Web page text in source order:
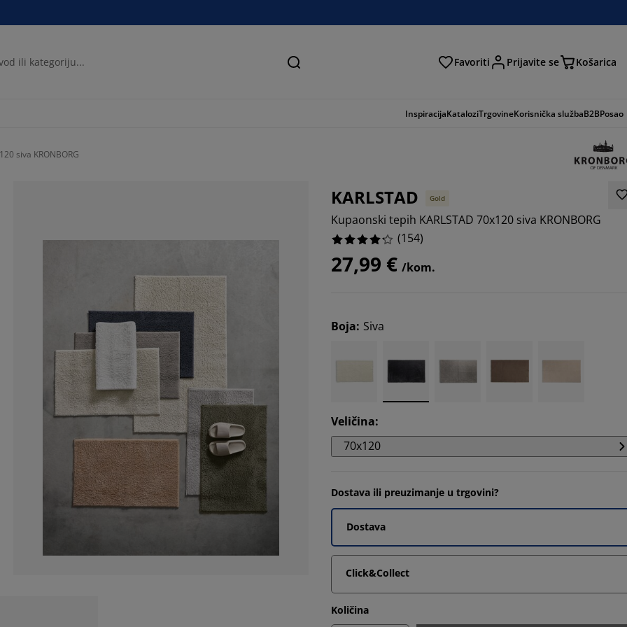
Pretraga Favoriti Prijavite se Košarica
InspiracijaKataloziTrgovineKorisnička službaB2BPosao
siva KRONBORG
KARLSTAD Gold
Kupaonski tepih KARLSTAD 70x120 siva KRONBORG
(154)
27,99 € /kom.
Boja: Siva
Veličina:
70x120
Dostava ili preuzimanje u trgovini?
Dostava
Click&Collect
Količina
8.441558441558442%